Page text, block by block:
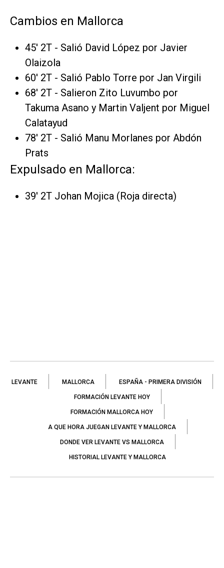
Cambios en Mallorca
45' 2T - Salió David López por Javier
Olaizola
60' 2T - Salió Pablo Torre por Jan Virgili
68' 2T - Salieron Zito Luvumbo por
Takuma Asano y Martin Valjent por Miguel
Calatayud
78' 2T - Salió Manu Morlanes por Abdón
Prats
Expulsado en Mallorca:
39' 2T Johan Mojica (Roja directa)
LEVANTE MALLORCA ESPAÑA - PRIMERA DIVISIÓN
FORMACIÓN LEVANTE HOY
FORMACIÓN MALLORCA HOY
A QUE HORA JUEGAN LEVANTE Y MALLORCA
DONDE VER LEVANTE VS MALLORCA
HISTORIAL LEVANTE Y MALLORCA